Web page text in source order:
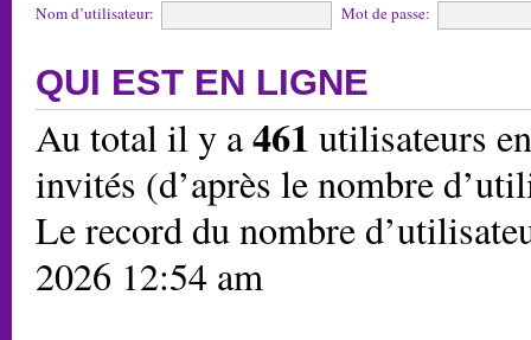
Nom d’utilisateur: Mot de passe:
QUI EST EN LIGNE
Au total il y a461 utilisateurs
invités (d’après le nombre
Le record du nombre
2026 12:54 am